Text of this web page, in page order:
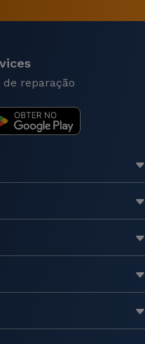
de reparação